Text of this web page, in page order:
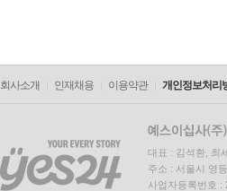
회사소개 인재채용 이용약관 개인정보처리
대표 : 김석환, 최
주소 : 서울시 영
사업자등록번호